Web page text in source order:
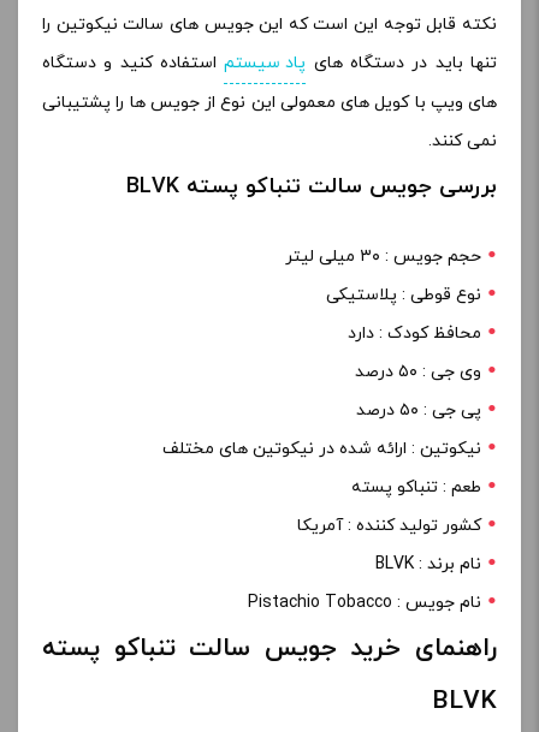
نکته قابل توجه این است که این جویس های سالت نیکوتین را
تنها باید در دستگاه های پاد سیستماستفاده کنید و دستگاه
های ویپ با کویل های معمولی این نوع از جویس ها را پشتیبانی
نمی کنند.
بررسی جویس سالت تنباکو پسته BLVK
حجم جویس : ۳۰ میلی لیتر
نوع قوطی : پلاستیکی
محافظ کودک : دارد
وی جی : ۵۰ درصد
پی جی : ۵۰ درصد
نیکوتین : ارائه شده در نیکوتین های مختلف
طعم : تنباکو پسته
کشور تولید کننده : آمریکا
نام برند : BLVK
نام جویس : Pistachio Tobacco
راهنمای خرید جویس سالت تنباکو پسته
BLVK